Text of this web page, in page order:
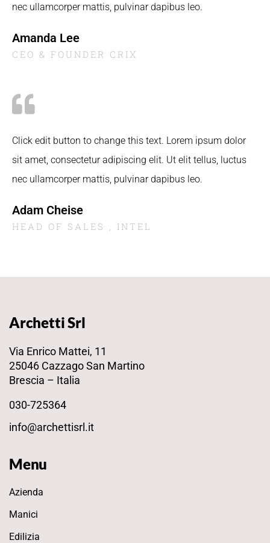
nec ullamcorper mattis, pulvinar dapibus leo.
Amanda Lee
CEO & FOUNDER CRIX
Click edit button to change this text. Lorem ipsum dolor
sit amet, consectetur adipiscing elit. Ut elit tellus, luctus
nec ullamcorper mattis, pulvinar dapibus leo.
Adam Cheise
HEAD OF SALES , INTEL
Archetti Srl
Via Enrico Mattei, 11
25046 Cazzago San Martino
Brescia – Italia
030-725364
info@archettisrl.it
Menu
Azienda
Manici
Edilizia